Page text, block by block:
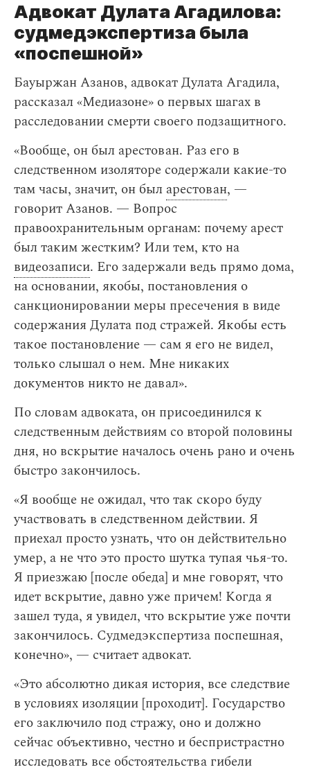
Адвокат Дулата Агадилова:
судмедэкспертиза была
«поспешной»
Бауыржан Азанов, адвокат Дулата Агадила,
рассказал «Медиазоне» о первых шагах в
расследовании смерти своего подзащитного.
«Вообще, он был арестован. Раз его в
следственном изоляторе содержали какие-то
там часы, значит, он был арестован, —
говорит Азанов. — Вопрос
правоохранительным органам: почему арест
был таким жестким? Или тем, кто на
видеозаписи. Его задержали ведь прямо дома,
на основании, якобы, постановления о
санкционировании меры пресечения в виде
содержания Дулата под стражей. Якобы есть
такое постановление — сам я его не видел,
только слышал о нем. Мне никаких
документов никто не давал».
По словам адвоката, он присоединился к
следственным действиям со второй половины
дня, но вскрытие началось очень рано и очень
быстро закончилось.
«Я вообще не ожидал, что так скоро буду
участвовать в следственном действии. Я
приехал просто узнать, что он действительно
умер, а не что это просто шутка тупая чья-то.
Я приезжаю [после обеда] и мне говорят, что
идет вскрытие, давно уже причем! Когда я
зашел туда, я увидел, что вскрытие уже почти
закончилось. Судмедэкспертиза поспешная,
конечно», — считает адвокат.
«Это абсолютно дикая история, все следствие
в условиях изоляции [проходит]. Государство
его заключило под стражу, оно и должно
сейчас объективно, честно и беспристрастно
исследовать все обстоятельства гибели